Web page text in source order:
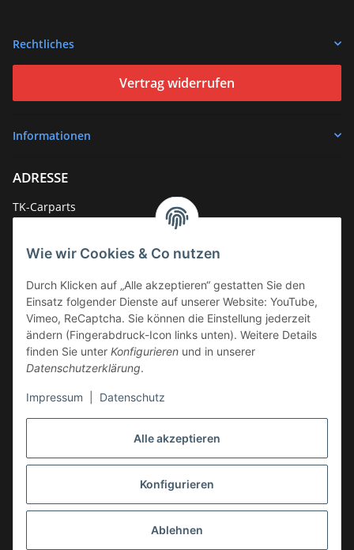
Alle akzeptieren
Konfigurieren
Ablehnen
Wie wir Cookies & Co nutzen
Durch Klicken auf „Alle akzeptieren“ gestatten Sie den
Einsatz folgender Dienste auf unserer Website: YouTube,
Vimeo, ReCaptcha. Sie können die Einstellung jederzeit
ändern (Fingerabdruck-Icon links unten). Weitere Details
finden Sie unter Konfigurieren und in unserer
Datenschutzerklärung.
Impressum Datenschutz
Rechtliches
Vertrag widerrufen
Informationen
ADRESSE
TK-Carparts
Wolfslochstr. 72
Deutschland
Service-Hotline +49 (0)6332 - 48 58 48
E-Mail:mail@tk-carparts.de
Montag-Donnerstag von 13 bis 16 Uhr